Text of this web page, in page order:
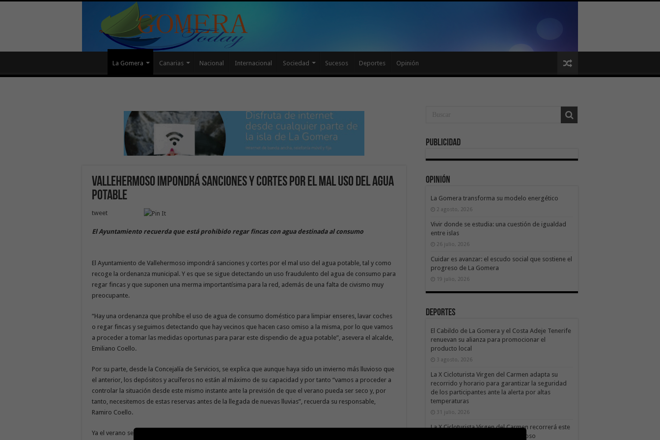
La Gomera Canarias Nacional Internacional Sociedad Sucesos Deportes Opinión
Vallehermoso impondrá sanciones y cortes por el mal uso del agua
potable
tweet
El Ayuntamiento recuerda que está prohibido regar fincas con agua destinada al consumo
El Ayuntamiento de Vallehermoso impondrá sanciones y cortes por el mal uso del agua potable, tal y como
recoge la ordenanza municipal. Y es que se sigue detectando un uso fraudulento del agua de consumo para
regar fincas y que suponen una merma importantísima para la red, además de una falta de civismo muy
preocupante.
“Hay una ordenanza que prohíbe el uso de agua de consumo doméstico para limpiar enseres, lavar coches
o regar fincas y seguimos detectando que hay vecinos que hacen caso omiso a la misma, por lo que vamos
a proceder a tomar las medidas oportunas para parar este dispendio de agua potable”, asevera el alcalde,
Emiliano Coello.
Por su parte, desde la Concejalía de Servicios, se explica que aunque haya sido un invierno más lluvioso que
el anterior, los depósitos y acuíferos no están al máximo de su capacidad y por tanto “vamos a proceder a
controlar la situación desde este mismo instante ante la previsión de que el verano pueda ser seco y, por
tanto, necesitemos de estas reservas antes de la llegada de nuevas lluvias”, recuerda su responsable,
Ramiro Coello.
Ya el verano se dieron situaciones similares que dieron lugar a sanciones y desde el Ayuntamiento adelantan
Publicidad
Opinión
La Gomera transforma su modelo energético
2 agosto, 2026
Vivir donde se estudia: una cuestión de igualdad
entre islas
26 julio, 2026
Cuidar es avanzar: el escudo social que sostiene el
progreso de La Gomera
19 julio, 2026
Deportes
El Cabildo de La Gomera y el Costa Adeje Tenerife
renuevan su alianza para promocionar el
producto local
3 agosto, 2026
La X Cicloturista Virgen del Carmen adapta su
recorrido y horario para garantizar la seguridad
de los participantes ante la alerta por altas
temperaturas
31 julio, 2026
La X Cicloturista Virgen del Carmen recorrerá este
sábado los paisajes de Vallehermoso